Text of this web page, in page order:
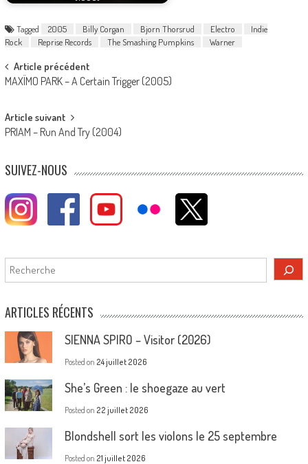
Tagged 2005 Billy Corgan Bjorn Thorsrud Electro
Indie
Rock
Reprise Records The Smashing Pumpkins Warner
Post
navigation
Article précédent
MAXÏMO PARK – A Certain Trigger (2005)
Article suivant
PRIAM – Run And Try (2004)
SUIVEZ-NOUS
Rechercher
ARTICLES RÉCENTS
SIENNA SPIRO – Visitor (2026)
Posted on 24 juillet 2026
She’s Green : le shoegaze au vert
Posted on 22 juillet 2026
Blondshell sort les violons le 25 septembre
Posted on 21 juillet 2026